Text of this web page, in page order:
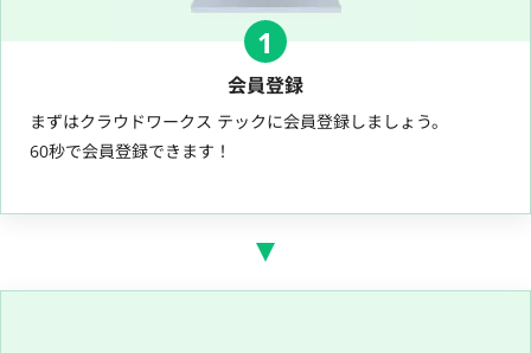
1
会員登録
まずはクラウドワークス テックに会員登録しましょう。
60秒で会員登録できます！